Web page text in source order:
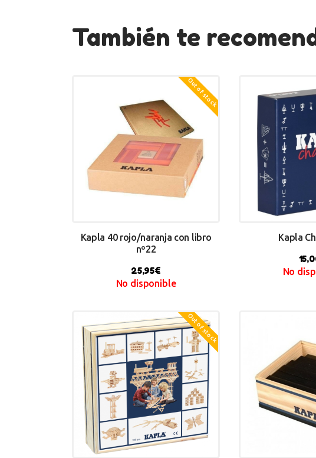
También te
Out of stock
Kapla 40 rojo/naranja con libro
nº22
25,95€
No disponible
Kapla
No
Out of stock